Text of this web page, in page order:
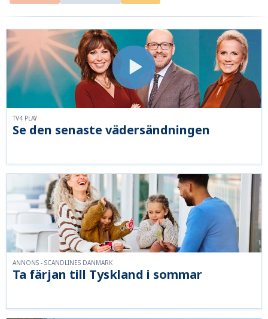
Se den senaste vädersändningen
TV4 PLAY
Ta färjan till Tyskland i sommar
ANNONS - SCANDLINES DANMARK